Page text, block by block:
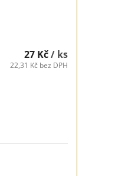
27 Kč/ ks
22,31 Kč bez DPH